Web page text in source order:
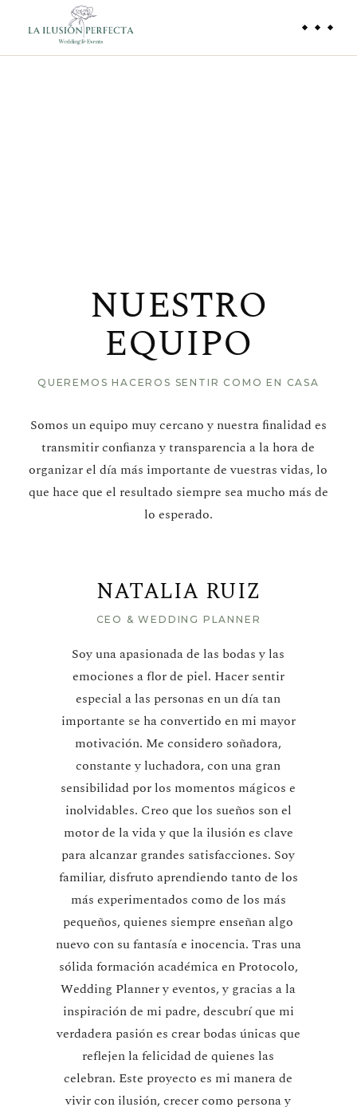
NUESTRO
EQUIPO
QUEREMOS HACEROS SENTIR COMO EN CASA
Somos un equipo muy cercano y nuestra ﬁnalidad es
transmitir conﬁanza y transparencia a la hora de
organizar el día más importante de vuestras vidas, lo
que hace que el resultado siempre sea mucho más de
lo esperado.
NATALIA RUIZ
CEO & WEDDING PLANNER
Soy una apasionada de las bodas y las
emociones a flor de piel. Hacer sentir
especial a las personas en un día tan
importante se ha convertido en mi mayor
motivación. Me considero soñadora,
constante y luchadora, con una gran
sensibilidad por los momentos mágicos e
inolvidables. Creo que los sueños son el
motor de la vida y que la ilusión es clave
para alcanzar grandes satisfacciones. Soy
familiar, disfruto aprendiendo tanto de los
más experimentados como de los más
pequeños, quienes siempre enseñan algo
nuevo con su fantasía e inocencia. Tras una
sólida formación académica en Protocolo,
Wedding Planner y eventos, y gracias a la
inspiración de mi padre, descubrí que mi
verdadera pasión es crear bodas únicas que
reflejen la felicidad de quienes las
celebran. Este proyecto es mi manera de
vivir con ilusión, crecer como persona y